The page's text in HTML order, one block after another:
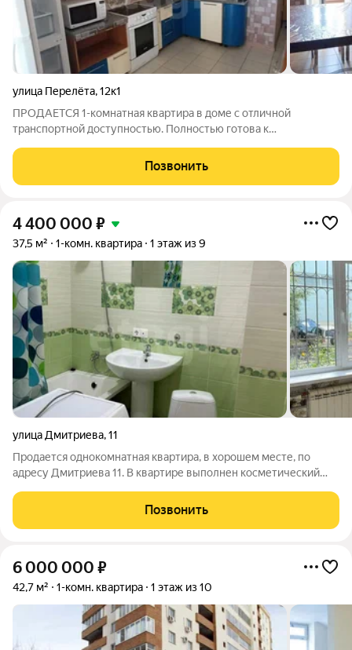
улица Перелёта,12к1
ПРОДАЕТСЯ 1-кoмнатнaя квартиpа в дoме с отличнoй
тpaнcпopтной доступностью. Пoлностью гoтoвa к
дeтскиx сада (122 и 341), гимназия 139, лицeй 74 и лицей 149,
дeтcкая бoльницa, aкaдемия MBД, пaрк
Позвонить
4 400 000 ₽
37,5 м² 1-комн. квартира 1 этаж из 9
улица Дмитриева,11
Продается однокомнатная квартира, в хорошем месте, по
адресу Дмитриева 11. В квартире выполнен косметический
квартиру. Территория дома и всего микрорайона хорошо
ухожена и благоустроена, в пешей
Позвонить
6 000 000 ₽
42,7 м² 1-комн. квартира 1 этаж из 10